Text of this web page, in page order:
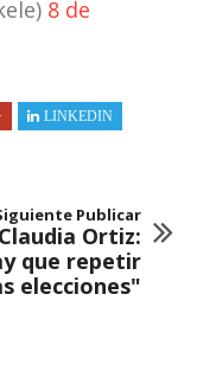
8 de
LINKEDIN
Publicar
Claudia Ortiz:
que repetir
elecciones"